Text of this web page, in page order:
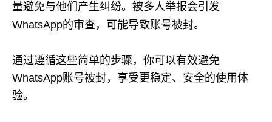
量避免与他们产生纠纷。被多人举报会引发
WhatsApp的审查，可能导致账号被封。
通过遵循这些简单的步骤，你可以有效避免
WhatsApp账号被封，享受更稳定、安全的使用体
验。